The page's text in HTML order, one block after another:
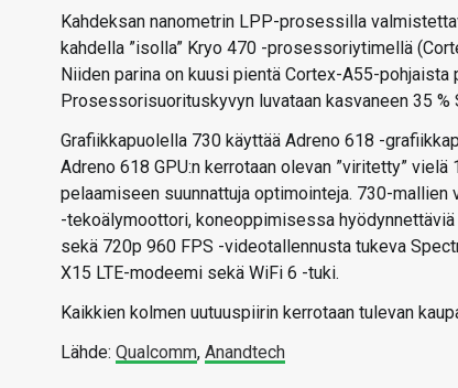
Kahdeksan nanometrin LPP-prosessilla
kahdella ”isolla” Kryo 470 -prosessoriytimellä
Niiden parina on kuusi pientä Cortex-A55-
Prosessorisuorituskyvyn luvataan kasvaneen 35 %
Grafiikkapuolella 730 käyttää Adreno 618 -
Adreno 618 GPU:n kerrotaan olevan ”viritetty”
pelaamiseen suunnattuja optimointeja. 730-
-tekoälymoottori, koneoppimisessa
sekä 720p 960 FPS -videotallennusta tukeva
X15 LTE-modeemi sekä WiFi 6 -tuki.
Kaikkien kolmen uutuuspiirin kerrotaan tulevan
Lähde: Qualcomm, Anandtech